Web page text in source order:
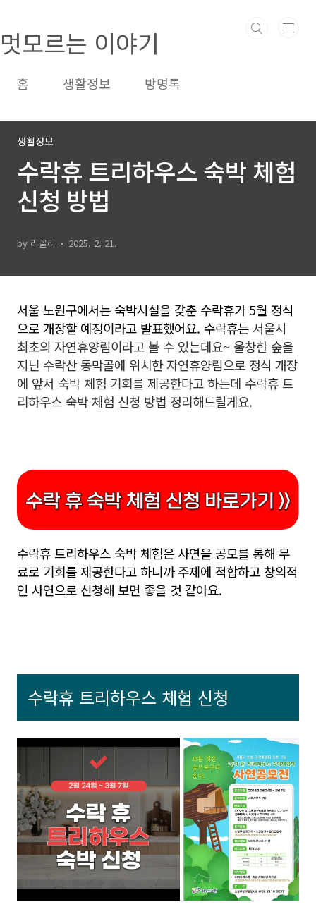
멋모르는 이야기
홈 생활정보 방명록
생활정보
수락휴 트리하우스 숙박 체험
신청 방법
by 리꼴리 2025. 2. 21.
서울 노원구에서는 숙박시설을 갖춘 수락휴가 5월 정식
으로 개장할 예정이라고 발표했어요. 수락휴는 서울시
최초의 자연휴양림이라고 볼 수 있는데요~ 울창한 숲을
지닌 수락산 동막골에 위치한 자연휴양림으로 정식 개장
에 앞서 숙박 체험 기회를 제공한다고 하는데 수락휴 트
리하우스 숙박 체험 신청 방법 정리해드릴게요.
수락휴 트리하우스 숙박 체험은 사연을 공모를 통해 무
료로 기회를 제공한다고 하니까 주제에 적합하고 창의적
인 사연으로 신청해 보면 좋을 것 같아요.
수락휴 트리하우스 체험 신청